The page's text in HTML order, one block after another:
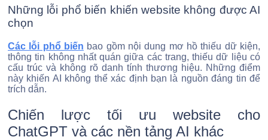
Những lỗi phổ biến khiến website không được AI
chọn
Các lỗi phổ biến bao gồm nội dung mơ hồ thiếu dữ kiện,
thông tin không nhất quán giữa các trang, thiếu dữ liệu có
cấu trúc và không rõ danh tính thương hiệu. Những điểm
này khiến AI không thể xác định bạn là nguồn đáng tin để
trích dẫn.
Chiến lược tối ưu website cho
ChatGPT và các nền tảng AI khác